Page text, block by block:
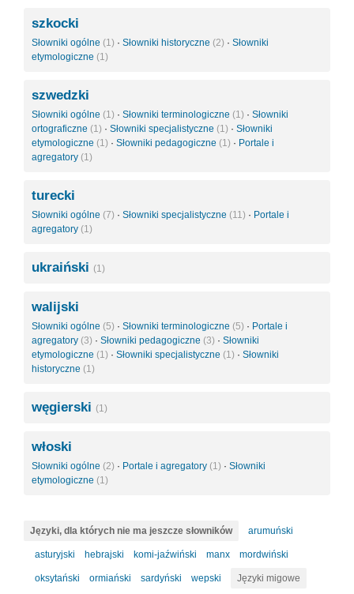
szkocki
Słowniki ogólne (1) · Słowniki historyczne (2) · Słowniki
etymologiczne (1)
szwedzki
Słowniki ogólne (1) · Słowniki terminologiczne (1) · Słowniki
ortograficzne (1) · Słowniki specjalistyczne (1) · Słowniki
etymologiczne (1) · Słowniki pedagogiczne (1) · Portale i
agregatory (1)
turecki
Słowniki ogólne (7) · Słowniki specjalistyczne (11) · Portale i
agregatory (1)
ukraiński (1)
walijski
Słowniki ogólne (5) · Słowniki terminologiczne (5) · Portale i
agregatory (3) · Słowniki pedagogiczne (3) · Słowniki
etymologiczne (1) · Słowniki specjalistyczne (1) · Słowniki
historyczne (1)
węgierski (1)
włoski
Słowniki ogólne (2) · Portale i agregatory (1) · Słowniki
etymologiczne (1)
Języki, dla których nie ma jeszcze słowników arumuński
asturyjski hebrajski komi-jaźwiński manx mordwiński
oksytański ormiański sardyński wepski Języki migowe